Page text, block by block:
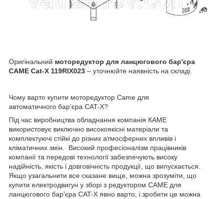
Оригінальний моторедуктор для ланцюгового бар'єра
CAME Cat-X 119RIX023 – уточнюйте наявність на складі.
Чому варто купити моторедуктор Came для
автоматичного бар'єра CAT-X?
Під час виробництва обладнання компанія КАМЕ
використовує виключно високоякісні матеріали та
комплектуючі стійкі до різних атмосферних впливів і
кліматичних змін. Високий професіоналізм працівників
компанії та передові технології забезпечують високу
надійність, якість і довговічність продукції, що випускається.
Якщо узагальнити все сказане вище, можна зрозуміти, що
купити електродвигун у зборі з редуктором САМЕ для
ланцюгового бар'єра CAT-X явно варто, і зробити це можна